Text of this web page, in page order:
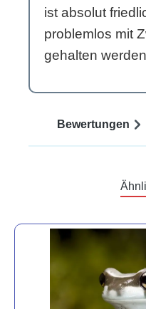
ist absolut
problemlos mit
gehalten
Bewertungen